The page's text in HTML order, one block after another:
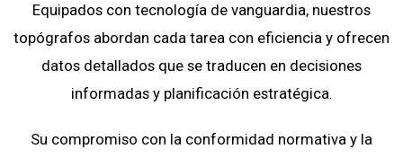
Equipados con tecnología de vanguardia, nuestros
topógrafos abordan cada tarea con eficiencia y ofrecen
datos detallados que se traducen en decisiones
informadas y planificación estratégica.
Su compromiso con la conformidad normativa y la